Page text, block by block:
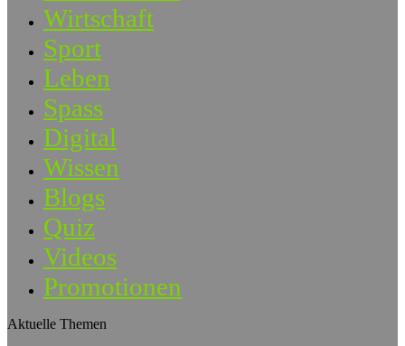
Wirtschaft
Sport
Leben
Spass
Digital
Wissen
Blogs
Quiz
Videos
Promotionen
Aktuelle Themen